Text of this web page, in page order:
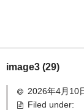
ホーム
MEXICO買い付け
image3 (29)
2026年4月10
Filed under: